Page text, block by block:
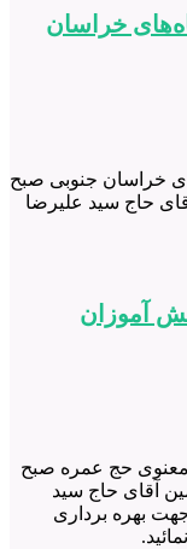
خراسان
خراسان جنوبی صبح
آقای حاج سید علیرضا
آموزان
حج عمره صبح
آقای حاج سید
بهره برداری